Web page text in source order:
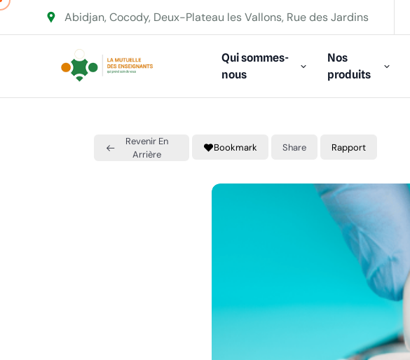
Abidjan, Cocody, Deux-Plateau les Vallons, Rue des Jardins
Qui sommes-
nous
Nos
produits
Revenir En
Arrière
Bookmark Share Rapport